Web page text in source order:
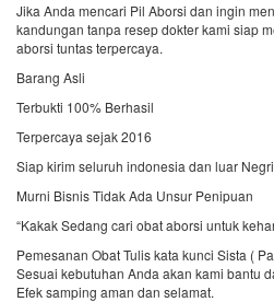
Jika Anda mencari Pil Aborsi dan ingin
kandungan tanpa resep dokter kami siap
aborsi tuntas terpercaya.
Barang Asli
Terbukti 100% Berhasil
Terpercaya sejak 2016
Siap kirim seluruh indonesia dan luar Negri
Murni Bisnis Tidak Ada Unsur Penipuan
“Kakak Sedang cari obat aborsi untuk
Pemesanan Obat Tulis kata kunci Sista (
Sesuai kebutuhan Anda akan kami bantu
Efek samping aman dan selamat.